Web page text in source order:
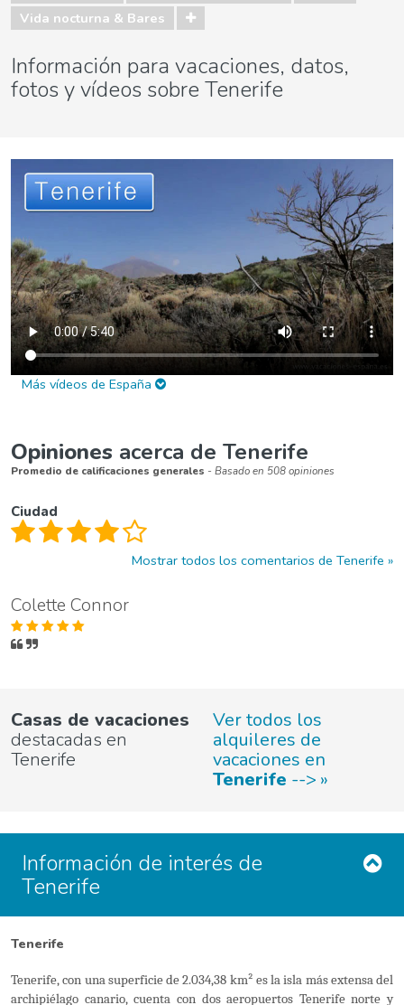
Vida nocturna & Bares
Información para vacaciones, datos,
fotos y vídeos sobre Tenerife
Más vídeos de España
Opiniones acerca de Tenerife
Promedio de calificaciones generales - Basado en 508 opiniones
Ciudad
Mostrar todos los comentarios de Tenerife
Colette Connor
Casas de vacaciones
destacadas en
Tenerife
Ver todos los
alquileres de
vacaciones en
Tenerife -->
Información de interés de
Tenerife
Tenerife
Tenerife, con una superficie de 2.034,38 km² es la isla más extensa del
archipiélago canario, cuenta con dos aeropuertos Tenerife norte y